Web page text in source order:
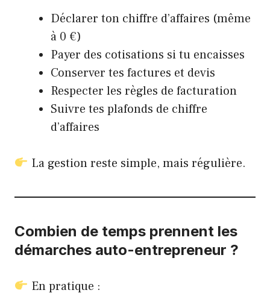
Déclarer ton chiffre d’affaires (même
à 0 €)
Payer des cotisations si tu encaisses
Conserver tes factures et devis
Respecter les règles de facturation
Suivre tes plafonds de chiffre
d’affaires
La gestion reste simple, mais régulière.
Combien de temps prennent les
démarches auto-entrepreneur ?
En pratique :